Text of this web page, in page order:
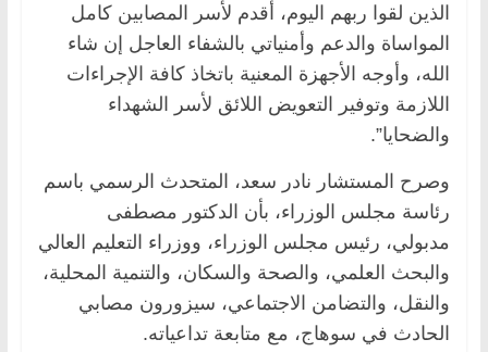
الذين لقوا ربهم اليوم، أقدم لأسر المصابين كامل
المواساة والدعم وأمنياتي بالشفاء العاجل إن شاء
الله، وأوجه الأجهزة المعنية باتخاذ كافة الإجراءات
اللازمة وتوفير التعويض اللائق لأسر الشهداء
والضحايا”.
وصرح المستشار نادر سعد، المتحدث الرسمي باسم
رئاسة مجلس الوزراء، بأن الدكتور مصطفى
مدبولي، رئيس مجلس الوزراء، ووزراء التعليم العالي
والبحث العلمي، والصحة والسكان، والتنمية المحلية،
والنقل، والتضامن الاجتماعي، سيزورون مصابي
الحادث في سوهاج، مع متابعة تداعياته.